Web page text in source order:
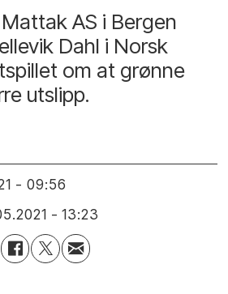
AS i Bergen
Dahl i Norsk
om at grønne
utslipp.
- 09:56
- 13:23